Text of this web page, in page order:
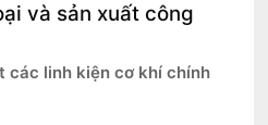
và sản xuất công
các linh kiện cơ khí chính